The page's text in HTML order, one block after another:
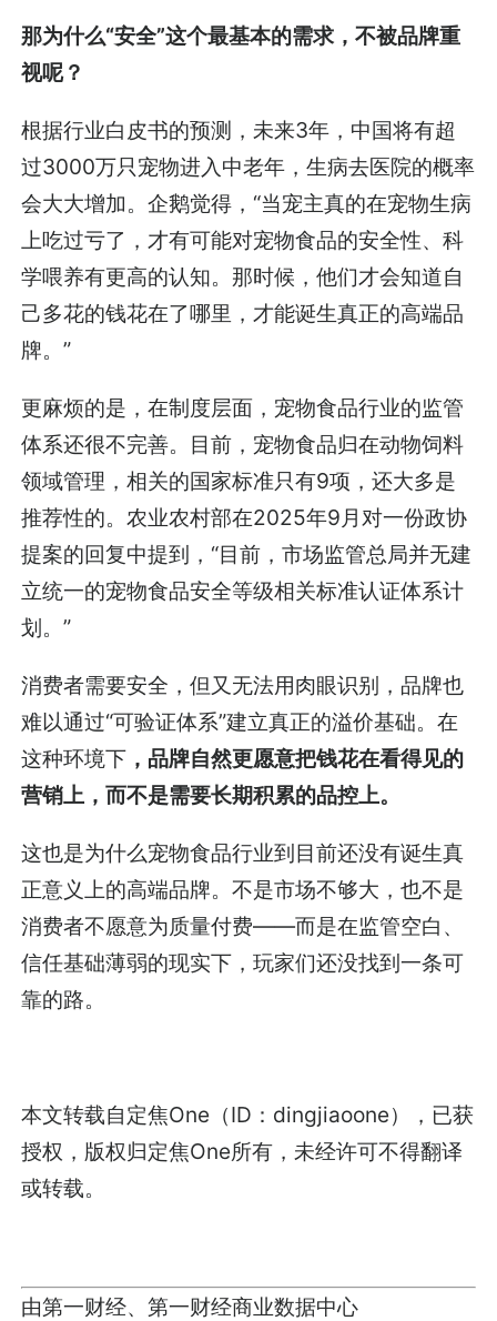
那为什么“安全”这个最基本的需求，不被品牌重
视呢？
根据行业白皮书的预测，未来3年，中国将有超
过3000万只宠物进入中老年，生病去医院的概率
会大大增加。企鹅觉得，“当宠主真的在宠物生病
上吃过亏了，才有可能对宠物食品的安全性、科
学喂养有更高的认知。那时候，他们才会知道自
己多花的钱花在了哪里，才能诞生真正的高端品
牌。”
更麻烦的是，在制度层面，宠物食品行业的监管
体系还很不完善。目前，宠物食品归在动物饲料
领域管理，相关的国家标准只有9项，还大多是
推荐性的。农业农村部在2025年9月对一份政协
提案的回复中提到，“目前，市场监管总局并无建
立统一的宠物食品安全等级相关标准认证体系计
划。”
消费者需要安全，但又无法用肉眼识别，品牌也
难以通过“可验证体系”建立真正的溢价基础。在
这种环境下 ，品牌自然更愿意把钱花在看得见的
营销上，而不是需要长期积累的品控上。
这也是为什么宠物食品行业到目前还没有诞生真
正意义上的高端品牌。不是市场不够大，也不是
消费者不愿意为质量付费——而是在监管空白、
信任基础薄弱的现实下，玩家们还没找到一条可
靠的路。
本文转载自定焦One（ID：dingjiaoone），已获
授权，版权归定焦One所有，未经许可不得翻译
或转载。
由第一财经、第一财经商业数据中心